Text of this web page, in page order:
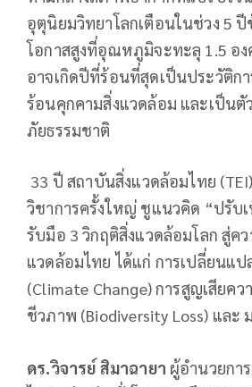
อุตุนิยมวิทยาโลกเตือนในช่วง 5 ปี
โอกาสสูงที่อุณหภูมิจะทะลุ 1.5 อง
อาจเกิดปีที่ร้อนที่สุดเป็นประวัติก
ร้อนคุกคามสิ่งแวดล้อม และเป็น
ภัยธรรมชาติ
33 ปี สถาบันสิ่งแวดล้อมไทย
วิชาการครั้งใหญ่ ชูแนวคิด “ปรับ
รับมือ 3 วิกฤติสิ่งแวดล้อมโลก สู่ค
แวดล้อมไทย ได้แก่ การเปลี่ยนแ
(Climate Change) การสูญเสียค
ชีวภาพ (Biodiversity Loss) และ
ดร.วิจารย์ สิมาฉายา ผู้อำนวยกา